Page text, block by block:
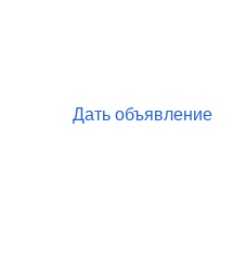
Дать объявление